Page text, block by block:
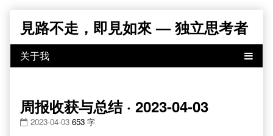
content
見路不走，即見如來 — 独立思考者
周报收获与总结 · 2023-04-03
2023-04-03 653 字